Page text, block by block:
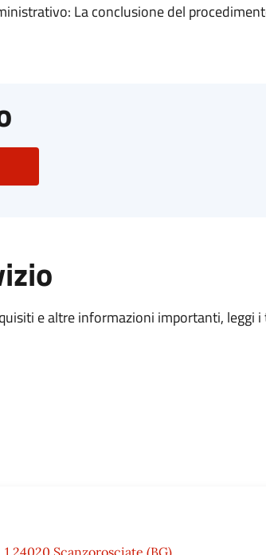
La conclusione del
e altre informazioni importanti, leggi
24020 Scanzorosciate (BG)